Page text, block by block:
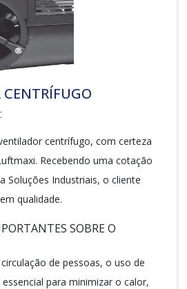
centrífugo, com certeza
Recebendo uma cotação
Soluções Industriais, o cliente
qualidade.
SOBRE O
de pessoas, o uso de
para minimizar o calor,